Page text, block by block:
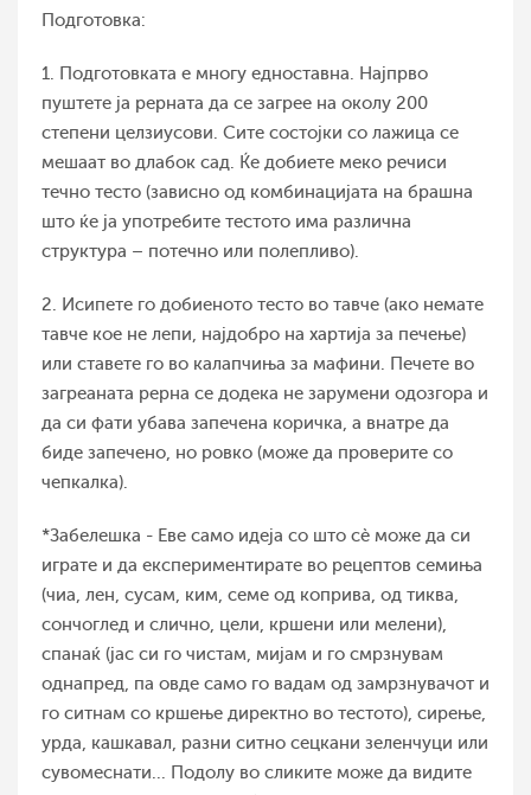
Подготовка:
1. Подготовката е многу едноставна. Најпрво
пуштете ја рерната да се загрее на околу 200
степени целзиусови. Сите состојки со лажица се
мешаат во длабок сад. Ќе добиете меко речиси
течно тесто (зависно од комбинацијата на брашна
што ќе ја употребите тестото има различна
структура – потечно или полепливо).
2. Исипете го добиеното тесто во тавче (ако немате
тавче кое не лепи, најдобро на хартија за печење)
или ставете го во калапчиња за мафини. Печете во
загреаната рерна се додека не зарумени одозгора и
да си фати убава запечена коричка, а внатре да
биде запечено, но ровко (може да проверите со
чепкалка).
*Забелешка - Еве само идеја со што сѐ може да си
играте и да експериментирате во рецептов семиња
(чиа, лен, сусам, ким, семе од коприва, од тиква,
сончоглед и слично, цели, кршени или мелени),
спанаќ (јас си го чистам, мијам и го смрзнувам
однапред, па овде само го вадам од замрзнувачот и
го ситнам со кршење директно во тестото), сирење,
урда, кашкавал, разни ситно сецкани зеленчуци или
сувомеснати... Подолу во сликите може да видите